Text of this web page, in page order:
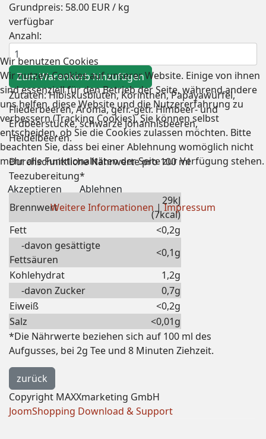
Grundpreis: 58.00 EUR/ kg
verfügbar
Anzahl:
Zutaten: Hibiskusblüten, Korinthen, Papayawürfel,
Fliederbeeren, Aroma, gefr.-getr. Himbeer- und
Erdbeerstücke, schwarze Johannisbeeren,
Heidelbeeren.
Durchschnittliche Nährwerte pro 100 ml
Teezubereitung*
Brennwert
29kJ
(7kcal)
Fett
<0,2g
-davon gesättigte
Fettsäuren
<0,1g
Kohlehydrat
1,2g
-davon Zucker
0,7g
Eiweiß
<0,2g
Salz
<0,01g
*Die Nährwerte beziehen sich auf 100 ml des
Aufgusses, bei 2g Tee und 8 Minuten Ziehzeit.
Copyright MAXXmarketing GmbH
JoomShopping Download & Support
Wir benutzen Cookies
Wir nutzen Cookies auf unserer Website. Einige von ihnen
sind essenziell für den Betrieb der Seite, während andere
uns helfen, diese Website und die Nutzererfahrung zu
verbessern (Tracking Cookies). Sie können selbst
entscheiden, ob Sie die Cookies zulassen möchten. Bitte
beachten Sie, dass bei einer Ablehnung womöglich nicht
mehr alle Funktionalitäten der Seite zur Verfügung stehen.
Akzeptieren
Ablehnen
Weitere Informationen |Impressum